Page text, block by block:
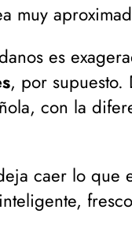
muy
es
, por
con la
caer lo que